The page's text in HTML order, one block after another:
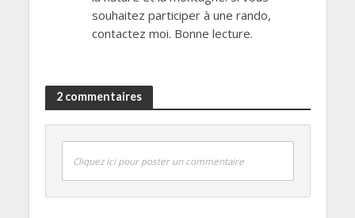
souhaitez participer à une rando,
contactez moi. Bonne lecture.
2 commentaires
Cliquez ici pour poster un commentaire